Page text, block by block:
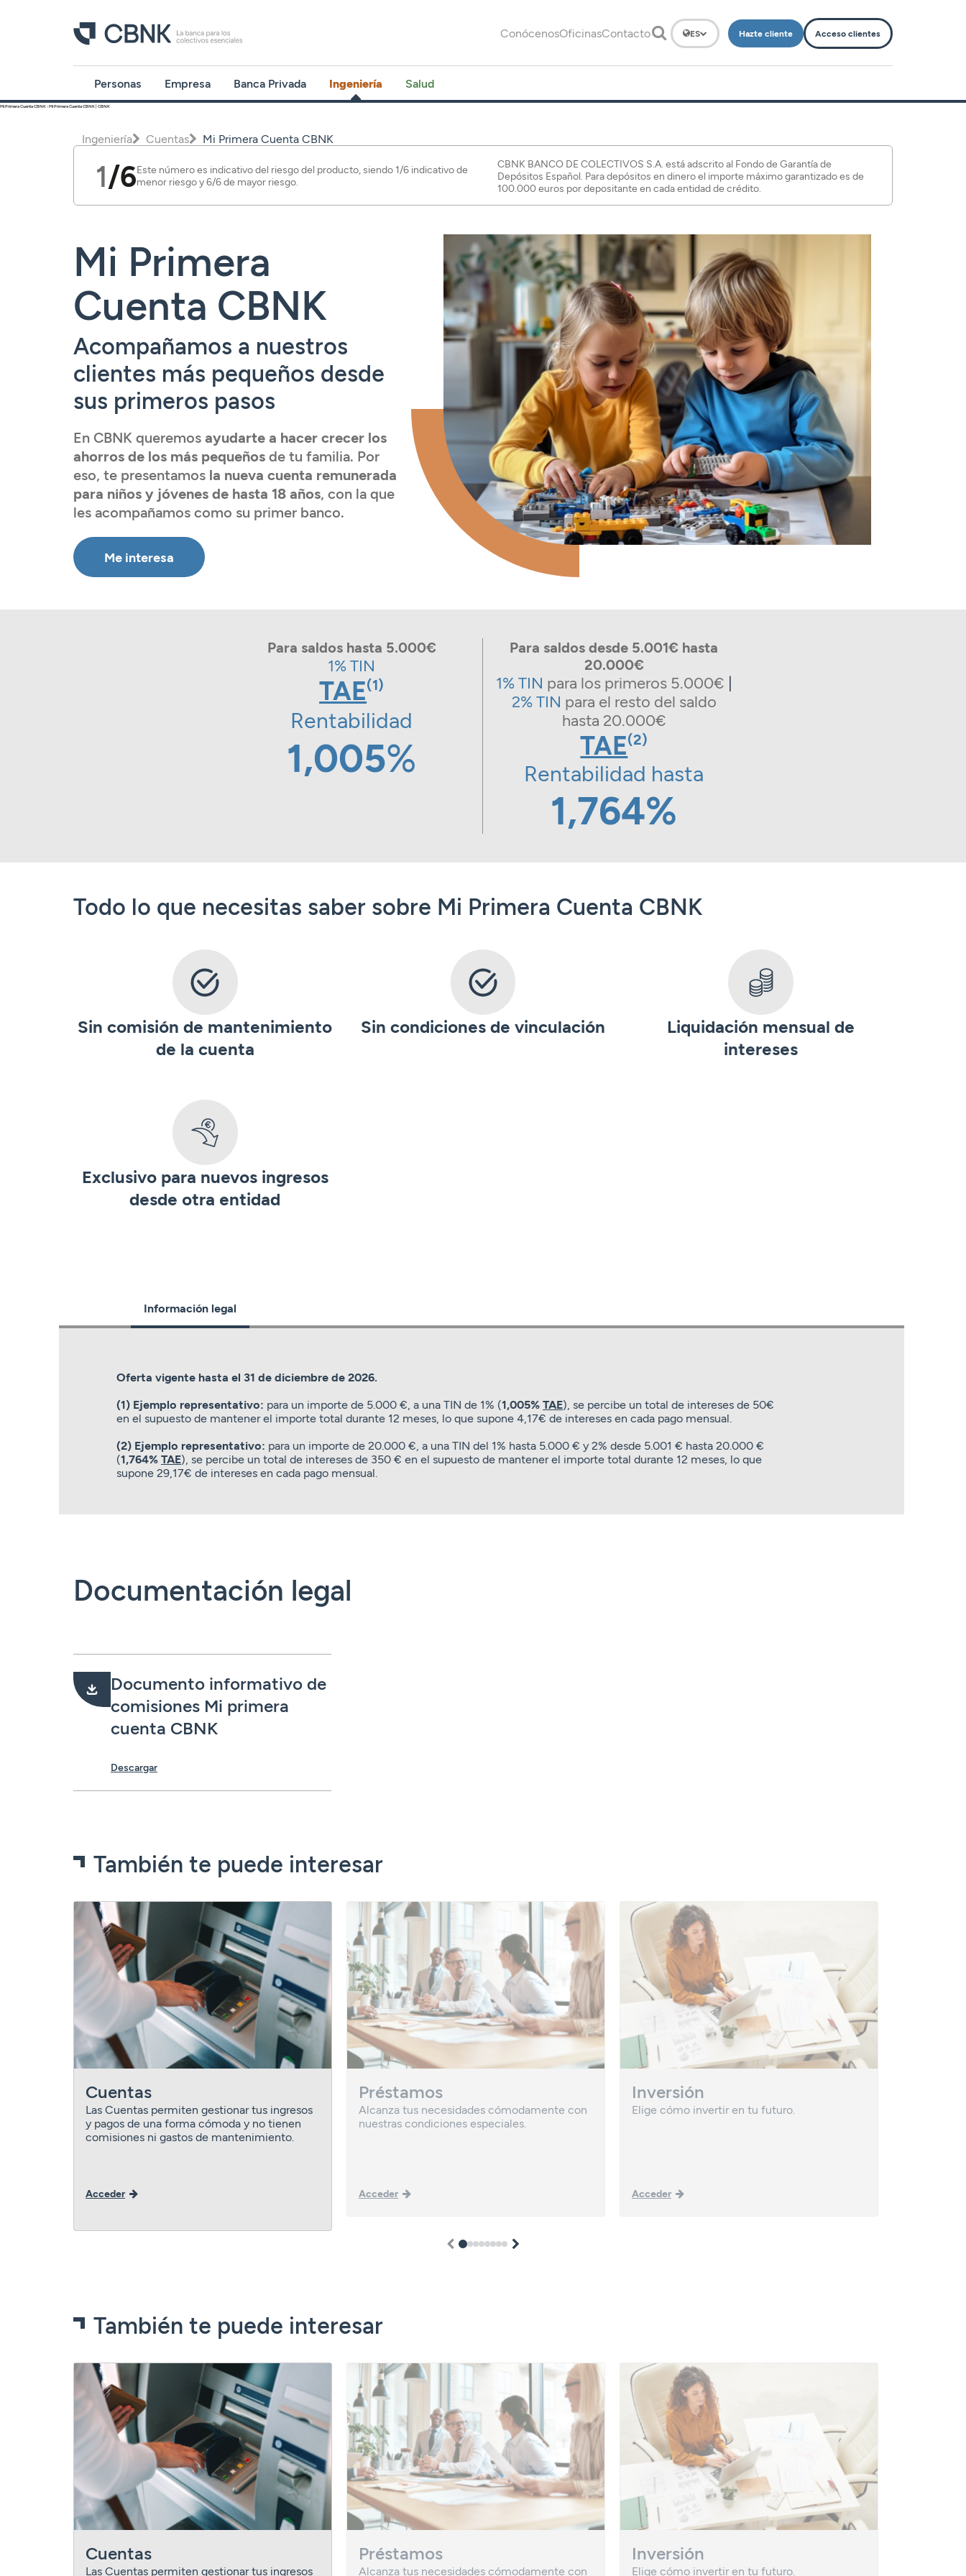
ConócenosOficinasContacto ES Hazte cliente Acceso clientes
Personas
CBNK
Cuentas
Inversión
pensiones
Tarjetas
Seguros
Servicios
Empresa
Financiación
Inversión
Tarjetas
Seguros
Servicios
Acceder
Banca Privada
pensiones
Ingeniería
CBNK
Cuentas
Inversión
pensiones
Tarjetas
Seguros
Servicios
Expatriados
Acceder
Salud
CBNK Farma
Cuentas
Inversión
pensiones
Tarjetas
Seguros
Servicios
Mi Primera Cuenta CBNK - Mi Primera Cuenta CBNK | CBNK
Ingeniería Cuentas Mi Primera Cuenta CBNK
1/6Este número es indicativo del riesgo del producto, siendo 1/6 indicativo de
menor riesgo y 6/6 de mayor riesgo.
CBNK BANCO DE COLECTIVOS S.A. está adscrito al Fondo de Garantía de
Depósitos Español. Para depósitos en dinero el importe máximo garantizado es de
100.000 euros por depositante en cada entidad de crédito.
Mi Primera
Cuenta CBNK
Acompañamos a nuestros
clientes más pequeños desde
sus primeros pasos
En CBNK queremos ayudarte a hacer crecer los
ahorros de los más pequeños de tu familia. Por
eso, te presentamos la nueva cuenta remunerada
para niños y jóvenes de hasta 18 años, con la que
les acompañamos como su primer banco.
Me interesa
Para saldos hasta 5.000€
1% TIN
TAE(1)
Rentabilidad
1,005%
Para saldos desde 5.001€ hasta
20.000€
1% TIN para los primeros 5.000€ |
2% TIN para el resto del saldo
hasta 20.000€
TAE(2)
Rentabilidad hasta
1,764%
Todo lo que necesitas saber sobre Mi Primera Cuenta CBNK
Sin comisión de mantenimiento
de la cuenta
Sin condiciones de vinculación
Liquidación mensual de
intereses
Exclusivo para nuevos ingresos
desde otra entidad
Información legal
Oferta vigente hasta el 31 de diciembre de 2026.
(1) Ejemplo representativo: para un importe de 5.000 €, a una TIN de 1% (1,005%TAE), se percibe un total de intereses de 50€
en el supuesto de mantener el importe total durante 12 meses, lo que supone 4,17€ de intereses en cada pago mensual.
(2) Ejemplo representativo: para un importe de 20.000 €, a una TIN del 1% hasta 5.000 € y 2% desde 5.001 € hasta 20.000 €
(1,764%TAE), se percibe un total de intereses de 350 € en el supuesto de mantener el importe total durante 12 meses, lo que
supone 29,17€ de intereses en cada pago mensual.
Documentación legal
Documento informativo de
comisiones Mi primera
cuenta CBNK
Descargar
También te puede interesar
Cuentas
Las Cuentas permiten gestionar tus ingresos
y pagos de una forma cómoda y no tienen
comisiones ni gastos de mantenimiento.
Acceder
Préstamos
Alcanza tus necesidades cómodamente con
nuestras condiciones especiales.
Acceder
Inversión
Elige cómo invertir en tu futuro.
Acceder
12345678
También te puede interesar
Cuentas
Las Cuentas permiten gestionar tus ingresos
Préstamos
Alcanza tus necesidades cómodamente con
Inversión
Elige cómo invertir en tu futuro.